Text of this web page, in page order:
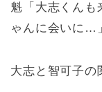
魁「大志くんも
ゃんに会いに…
大志と智可子の